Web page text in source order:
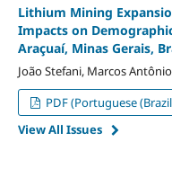
Lithium Mining
Impacts on
Araçuaí, Minas Gerais,
João Stefani, Marcos
PDF (Portuguese
View All Issues